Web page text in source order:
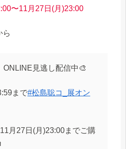
〜11月27日(月)23:00
ら
ONLINE見逃し配信中🎨
まで#松島聡コ_展オン
月27日(月)23:00までご購